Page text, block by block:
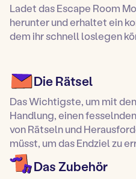
Ladet das Escape Room
herunter und erhaltet ein
dem ihr schnell loslegen
Die Rätsel
Das Wichtigste, um mit
Handlung, einen
von Rätseln und
müsst, um das Endziel zu
Das Zubehör